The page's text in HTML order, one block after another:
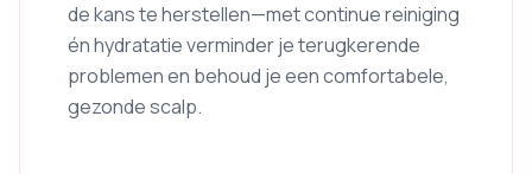
de kans te herstellen—met continue reiniging
én hydratatie verminder je terugkerende
problemen en behoud je een comfortabele,
gezonde scalp.